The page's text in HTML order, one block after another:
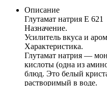
Описание
Глутамат натрия Е 621
Назначение.
Усилитель вкуса и
Характеристика.
Глутамат натрия —
кислоты (одна из
блюд. Это белый
растворимый в воде.